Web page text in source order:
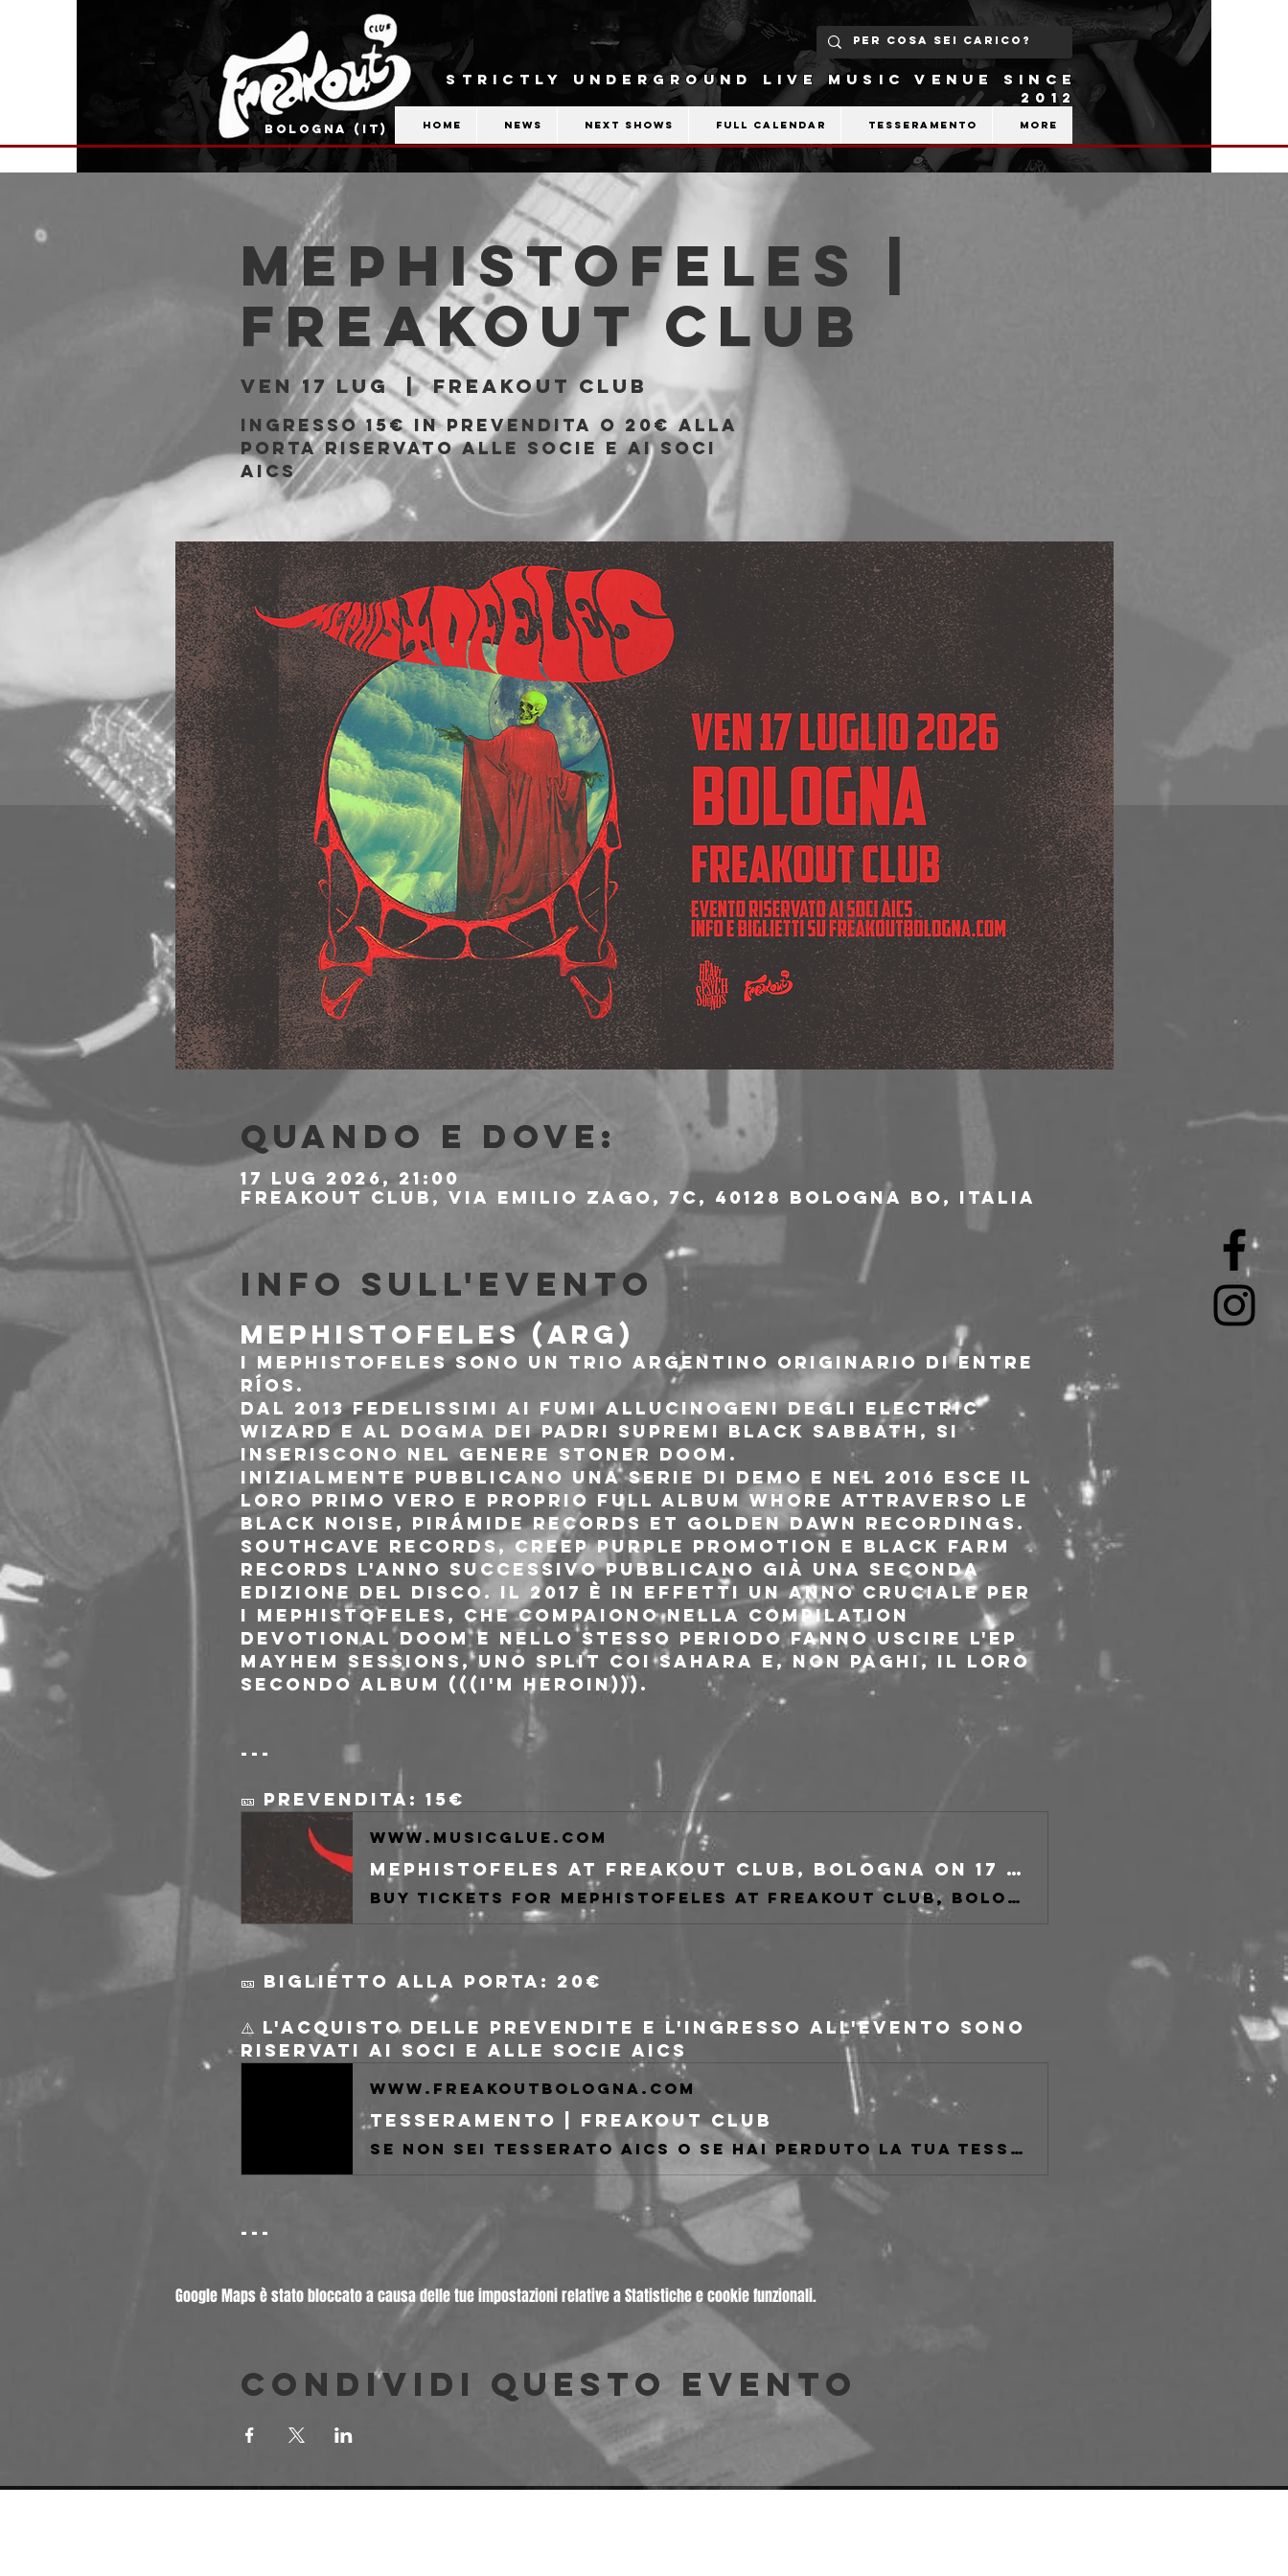
BOLOGNA (IT)
STRICTLY UNDERGROUND LIVE MUSIC VENUE SINCE
2012
Home News Next shows Full calendar Tesseramento More
MEPHISTOFELES |
Freakout Club
ven 17 lug
  |
Freakout Club
Ingresso 15€ in prevendita o 20€ alla
porta riservato alle socie e ai soci
AICS
Quando e dove:
17 lug 2026, 21:00
Freakout Club, Via Emilio Zago, 7c, 40128 Bologna BO, Italia
Info sull'evento
MEPHISTOFELES (ARG)
I Mephistofeles sono un trio argentino originario di Entre
Ríos.
Dal 2013 fedelissimi ai fumi allucinogeni degli Electric
Wizard e al dogma dei padri supremi Black Sabbath, si
inseriscono nel genere stoner doom.
Inizialmente pubblicano una serie di demo e nel 2016 esce il
loro primo vero e proprio full album Whore attraverso le
Black Noise, Pirámide Records et Golden Dawn Recordings.
Southcave Records, Creep Purple Promotion e Black Farm
Records l'anno successivo pubblicano già una seconda
edizione del disco. Il 2017 è in effetti un anno cruciale per
i Mephistofeles, che compaiono nella compilation
Devotional Doom e nello stesso periodo fanno uscire l'ep
Mayhem Sessions, uno split coi Sahara e, non paghi, il loro
secondo album (((I'm Heroin))).
---
🎫 Prevendita: 15€
www.musicglue.com
Mephistofeles at freakout club, Bologna on 17 Jul 2026
Buy tickets for Mephistofeles at freakout club, Bologna
🎫 Biglietto alla porta: 20€
⚠️ L'acquisto delle prevendite e l'ingresso all'evento sono
riservati ai soci e alle socie AICS
www.freakoutbologna.com
Tesseramento | Freakout Club
Se non sei tesserato AICS o se hai perduto la tua tessera fatta al Freakout Club passa da qui.
---
Google Maps è stato bloccato a causa delle tue impostazioni relative a Statistiche e cookie funzionali.
Condividi questo evento